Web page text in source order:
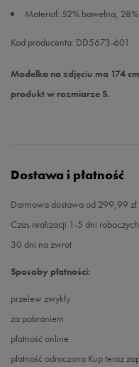
Materiał: 52% bawełna,
Kod producenta: DD5673-601
Modelka na zdjęciu ma 174
produkt w rozmiarze S.
Dostawa i płatność
Darmowa dostawa od 299,99 zł
Czas realizacji 1-5 dni roboczych
30 dni na zwrot
Sposoby płatności:
przelew zwykły
za pobraniem
płatność online
płatność odroczona Kup teraz